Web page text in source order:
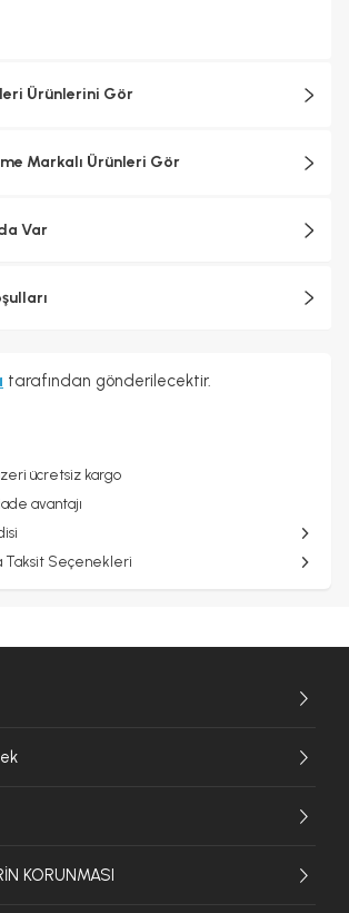
Ürünlerini Gör
Markalı Ürünleri Gör
Var
tarafından gönderilecektir.
ücretsiz kargo
avantajı
Taksit Seçenekleri
KORUNMASI